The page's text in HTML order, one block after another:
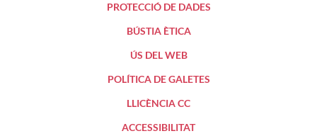
PROTECCIÓ DE DADES
BÚSTIA ÈTICA
ÚS DEL WEB
POLÍTICA DE GALETES
LLICÈNCIA CC
ACCESSIBILITAT